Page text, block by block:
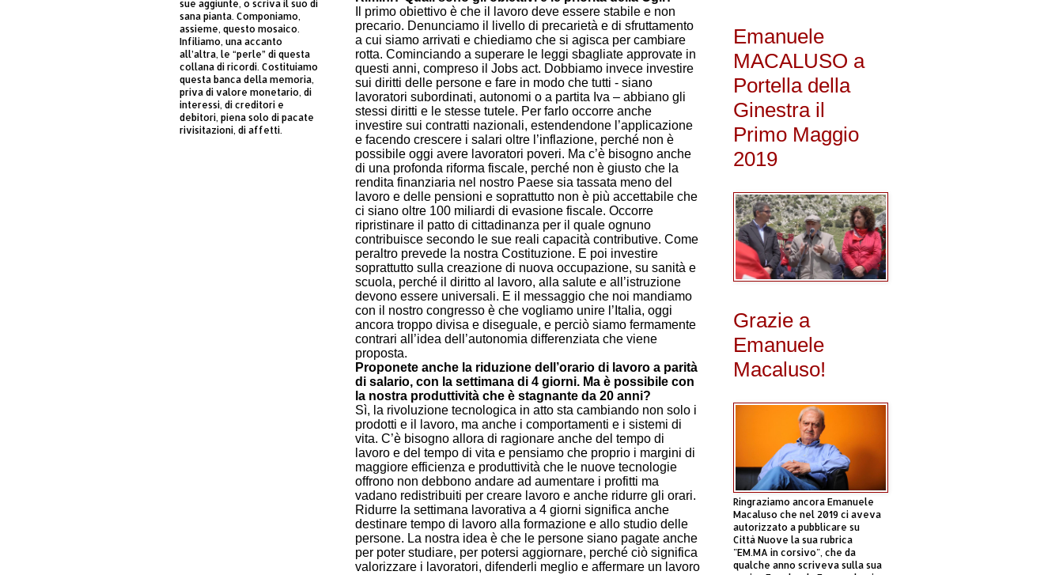
Il primo obiettivo è che il lavoro deve essere stabile e non
precario. Denunciamo il livello di precarietà e di sfruttamento
a cui siamo arrivati e chiediamo che si agisca per cambiare
rotta. Cominciando a superare le leggi sbagliate approvate in
questi anni, compreso il Jobs act. Dobbiamo invece investire
sui diritti delle persone e fare in modo che tutti - siano
lavoratori subordinati, autonomi o a partita Iva – abbiano gli
stessi diritti e le stesse tutele. Per farlo occorre anche
investire sui contratti nazionali, estendendone l’applicazione
e facendo crescere i salari oltre l’inflazione, perché non è
possibile oggi avere lavoratori poveri. Ma c’è bisogno anche
di una profonda riforma fiscale, perché non è giusto che la
rendita finanziaria nel nostro Paese sia tassata meno del
lavoro e delle pensioni e soprattutto non è più accettabile che
ci siano oltre 100 miliardi di evasione fiscale. Occorre
ripristinare il patto di cittadinanza per il quale ognuno
contribuisce secondo le sue reali capacità contributive. Come
peraltro prevede la nostra Costituzione. E poi investire
soprattutto sulla creazione di nuova occupazione, su sanità e
scuola, perché il diritto al lavoro, alla salute e all’istruzione
devono essere universali. E il messaggio che noi mandiamo
con il nostro congresso è che vogliamo unire l’Italia, oggi
ancora troppo divisa e diseguale, e perciò siamo fermamente
contrari all’idea dell’autonomia differenziata che viene
proposta.
Proponete anche la riduzione dell’orario di lavoro a parità
di salario, con la settimana di 4 giorni. Ma è possibile con
la nostra produttività che è stagnante da 20 anni?
Sì, la rivoluzione tecnologica in atto sta cambiando non solo i
prodotti e il lavoro, ma anche i comportamenti e i sistemi di
vita. C’è bisogno allora di ragionare anche del tempo di
lavoro e del tempo di vita e pensiamo che proprio i margini di
maggiore efficienza e produttività che le nuove tecnologie
offrono non debbono andare ad aumentare i profitti ma
vadano redistribuiti per creare lavoro e anche ridurre gli orari.
Ridurre la settimana lavorativa a 4 giorni significa anche
destinare tempo di lavoro alla formazione e allo studio delle
persone. La nostra idea è che le persone siano pagate anche
per poter studiare, per potersi aggiornare, perché ciò significa
valorizzare i lavoratori, difenderli meglio e affermare un lavoro
sue aggiunte, o scriva il suo di
sana pianta. Componiamo,
assieme, questo mosaico.
Infiliamo, una accanto
all’altra, le “perle” di questa
collana di ricordi. Costituiamo
questa banca della memoria,
priva di valore monetario, di
interessi, di creditori e
debitori, piena solo di pacate
rivisitazioni, di affetti.
Emanuele
MACALUSO a
Portella della
Ginestra il
Primo Maggio
2019
Grazie a
Emanuele
Macaluso!
Ringraziamo ancora Emanuele
Macaluso che nel 2019 ci aveva
autorizzato a pubblicare su
Città Nuove la sua rubrica
"EM.MA in corsivo", che da
qualche anno scriveva sulla sua